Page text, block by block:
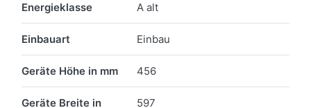
Energieklasse A alt
Einbauart Einbau
Geräte Höhe in mm 456
Geräte Breite in
597